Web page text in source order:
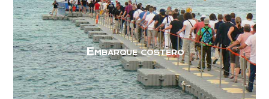
Embarque costero